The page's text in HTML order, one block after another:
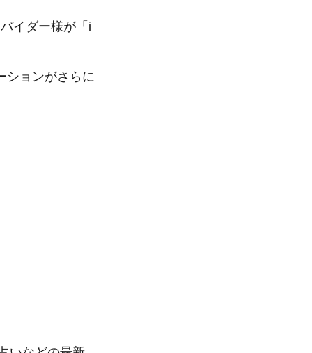
イダー様が「i
ションがさらに